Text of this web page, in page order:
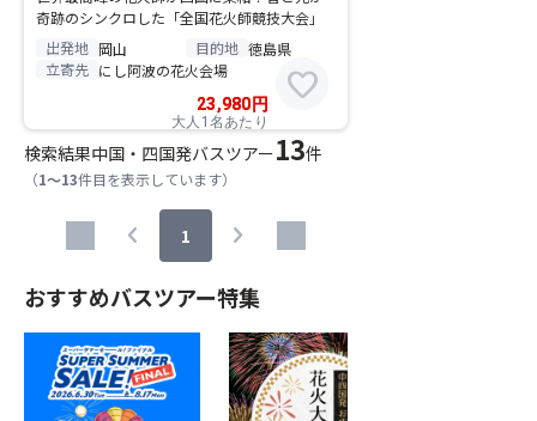
奇跡のシンクロした「全国花火師競技大会」
出発地 岡山 目的地 徳島県
立寄先 にし阿波の花火会場
23,980 円
大人1名あたり
favorite
検索結果中国・四国発バスツアー13件
（1～13件目を表示しています）
chevron_left 1 chevron_right
おすすめバスツアー特集